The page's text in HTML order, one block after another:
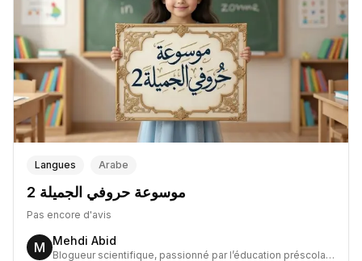
Langues Arabe
موسوعة حروفي الجميلة 2
Pas encore d'avis
M Mehdi Abid
Blogueur scientifique, passionné par l’éducation préscolaire et le développement de micro-projets partant de zéro.